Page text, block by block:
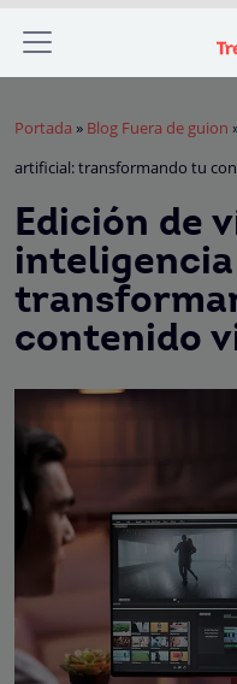
Portada » Blog Fuera de guion
artificial: transformando tu
Edición de
contenido